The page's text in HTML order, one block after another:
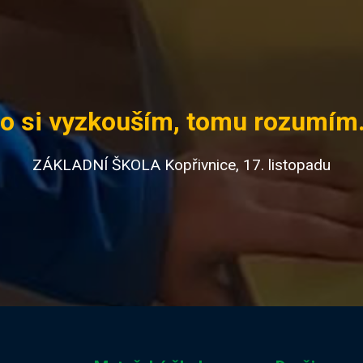
si vyzkouším, tomu
ZÁKLADNÍ ŠKOLA Kopřivnice, 17. listopadu